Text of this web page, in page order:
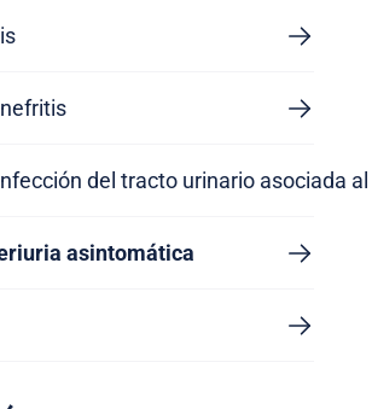
del tracto urinario asociada
asintomática